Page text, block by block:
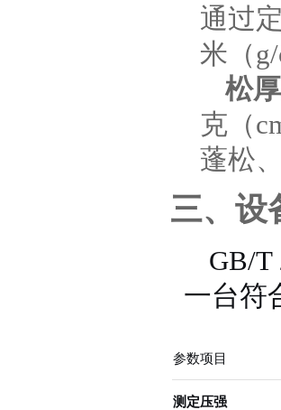
通过
米（
松
克（
蓬松
三、设
GB/T
一台符
参数项目
测定压强